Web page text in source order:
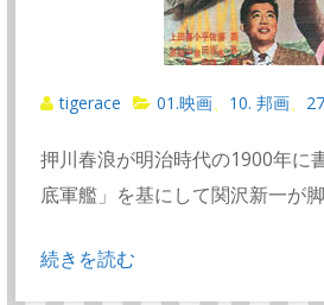
tigerace 01.映画 10. 邦画
押川春浪が明治時代の1900年に
底軍艦」を基にして関沢新一が脚
続きを読む